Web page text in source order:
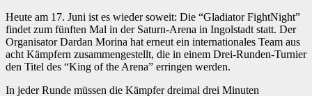
Heute am 17. Juni ist es wieder soweit: Die “Gladiator FightNight”
findet zum fünften Mal in der Saturn-Arena in Ingolstadt statt. Der
Organisator Dardan Morina hat erneut ein internationales Team aus
acht Kämpfern zusammengestellt, die in einem Drei-Runden-Turnier
den Titel des “King of the Arena” erringen werden.
In jeder Runde müssen die Kämpfer dreimal drei Minuten